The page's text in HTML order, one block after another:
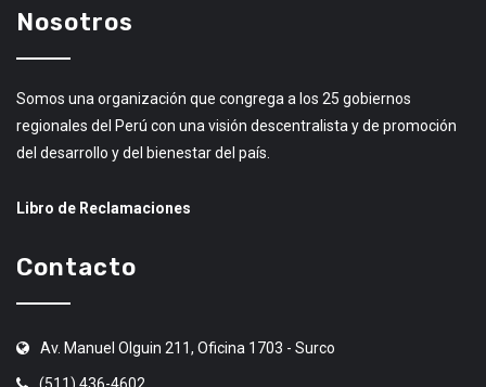
Nosotros
Somos una organización que congrega a los 25 gobiernos
regionales del Perú con una visión descentralista y de promoción
del desarrollo y del bienestar del país.
Libro de Reclamaciones
Contacto
Av. Manuel Olguin 211, Oficina 1703 - Surco